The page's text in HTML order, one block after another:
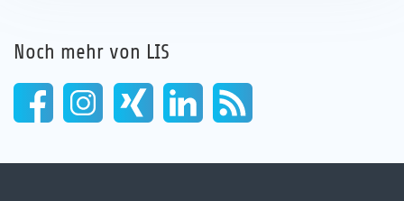
Noch mehr von LIS